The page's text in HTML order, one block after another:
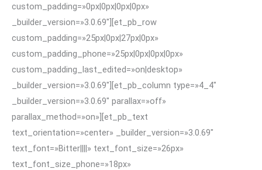
custom_padding=»0px|0px|0px|0px»
_builder_version=»3.0.69″][et_pb_row
custom_padding=»25px|0px|27px|0px»
custom_padding_phone=»25px|0px|0px|0px»
custom_padding_last_edited=»on|desktop»
_builder_version=»3.0.69″][et_pb_column type=»4_4″
_builder_version=»3.0.69″ parallax=»off»
parallax_method=»on»][et_pb_text
text_orientation=»center» _builder_version=»3.0.69″
text_font=»Bitter||||» text_font_size=»26px»
text_font_size_phone=»18px»